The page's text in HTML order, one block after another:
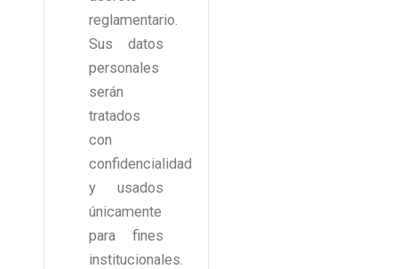
reglamentario.
Sus datos
personales
serán
tratados
con
confidencialidad
y usados
únicamente
para fines
institucionales.